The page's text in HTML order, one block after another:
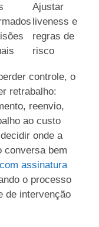
Ajustar
liveness e
regras de
risco
controle, o
retrabalho:
reenvio,
ao custo
onde a
conversa bem
assinatura
o processo
de intervenção